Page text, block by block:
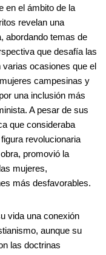
en el ámbito de la
revelan una
abordando temas de
que desafía las
ocasiones que el
campesinas y
una inclusión más
A pesar de sus
que consideraba
revolucionaria
promovió la
mujeres,
más desfavorables.
vida una conexión
aunque su
las doctrinas